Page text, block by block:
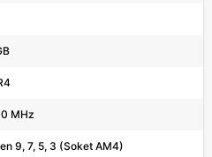
MHz
9, 7, 5, 3 (Soket AM4)